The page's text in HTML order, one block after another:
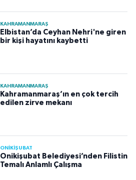
KAHRAMANMARAŞ
Elbistan’da Ceyhan Nehri'ne giren
bir kişi hayatını kaybetti
KAHRAMANMARAŞ
Kahramanmaraş’ın en çok tercih
edilen zirve mekanı
ONİKİŞUBAT
Onikişubat Belediyesi’nden Filistin
Temalı Anlamlı Çalışma